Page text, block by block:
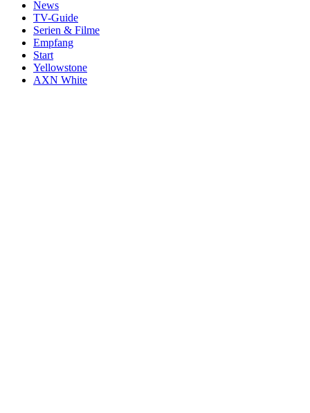
News
TV-Guide
Serien & Filme
Empfang
Start
Yellowstone
AXN White